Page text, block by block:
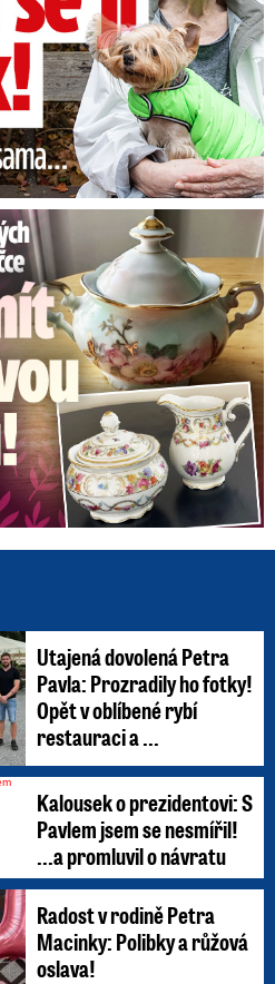
babičce: Statisícová hodnota
Utajená dovolená Petra
Pavla: Prozradily ho fotky!
Opět v oblíbené rybí
restauraci a ...
Kalousek o prezidentovi: S
Pavlem jsem se nesmířil!
...a promluvil o návratu
Radost v rodině Petra
Macinky: Polibky a růžová
oslava!